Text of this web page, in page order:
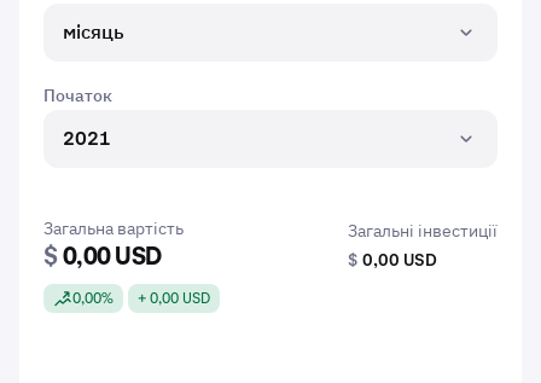
місяць
Початок
2021
Загальна вартість
$ 0,00 USD
0,00% + 0,00 USD
Загальні інвестиції
$ 0,00 USD